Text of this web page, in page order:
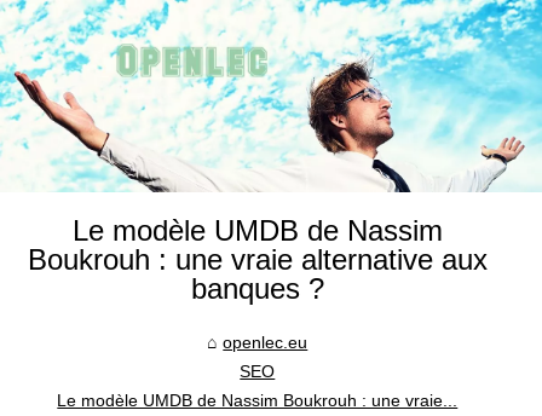
Le modèle UMDB de Nassim
Boukrouh : une vraie alternative aux
banques ?
openlec.eu
SEO
Le modèle UMDB de Nassim Boukrouh : une vraie...